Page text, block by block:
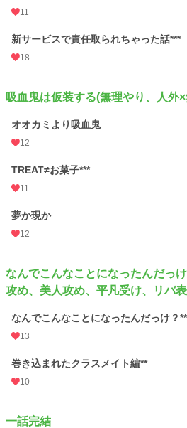
11
新サービスで責任取られちゃった話***
18
吸血鬼は仮装する(無理やり、人外
オオカミより吸血鬼
12
TREAT≠お菓子***
11
夢か現か
12
なんでこんなことになったんだっ
攻め、美人攻め、平凡受け、リ
なんでこんなことになったんだっけ？
13
巻き込まれたクラスメイト編**
10
一話完結